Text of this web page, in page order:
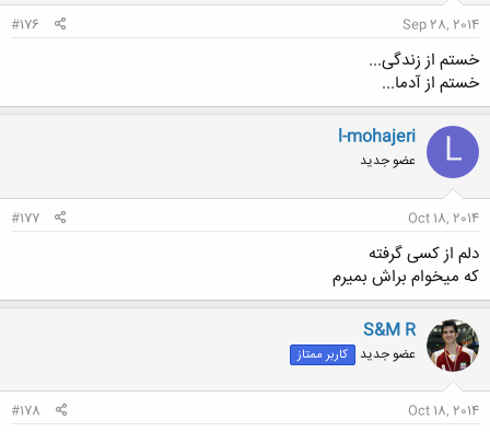
Sep 28, 2014
#176
خستم از زندگی...
خستم از آدما...
L
l-mohajeri
عضو جدید
Oct 18, 2014
#177
دلم از کسی گرفته
که میخوام براش بمیرم
S&M R
عضو جدید کاربر ممتاز
Oct 18, 2014
#178